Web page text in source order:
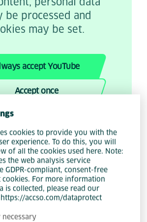
cookies to provide you with the
experience. To do this, you will
of all the cookies used here. Note:
the web analysis service
GDPR-compliant, consent-free
For more information
is collected, please read our
accso.com/dataprotect
necessary
be processed and
may be set.
accept YouTube
Accept once
zum Thema